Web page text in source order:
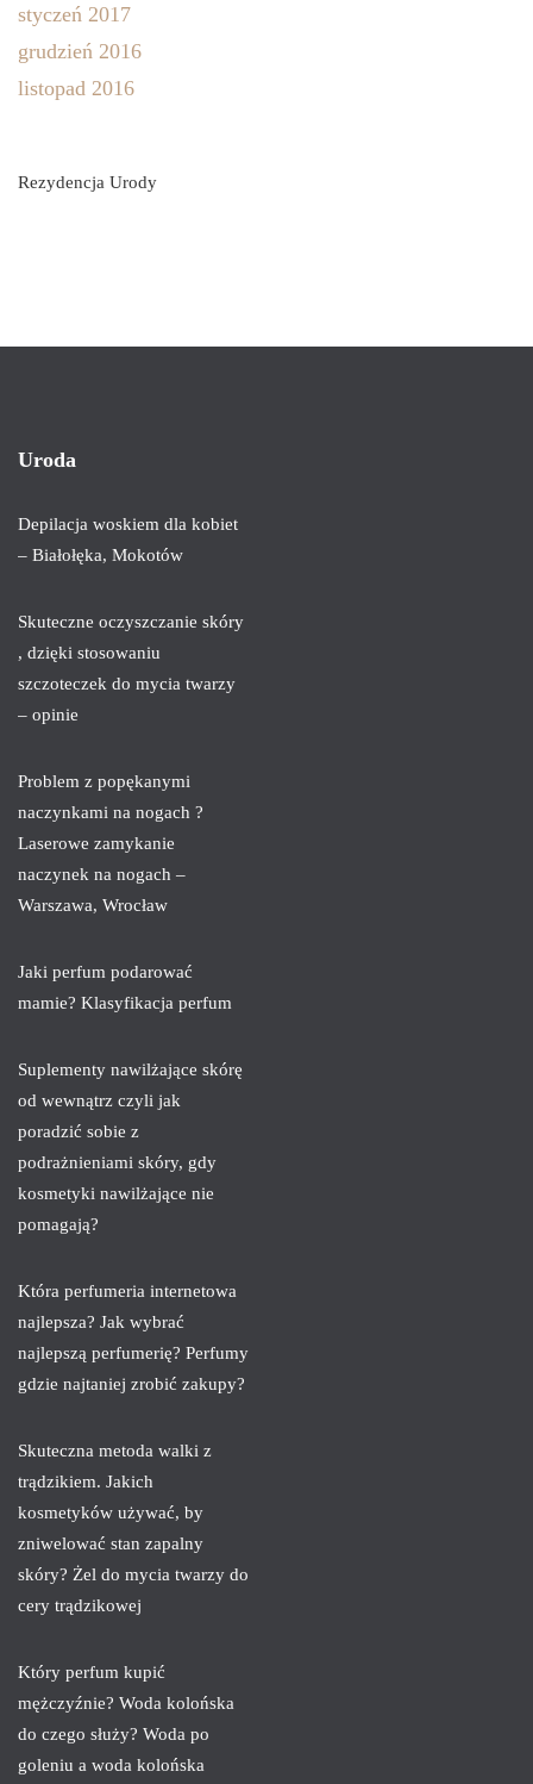
styczeń 2017
grudzień 2016
listopad 2016
Rezydencja Urody
Uroda
Depilacja woskiem dla kobiet
– Białołęka, Mokotów
Skuteczne oczyszczanie skóry
, dzięki stosowaniu
szczoteczek do mycia twarzy
– opinie
Problem z popękanymi
naczynkami na nogach ?
Laserowe zamykanie
naczynek na nogach –
Warszawa, Wrocław
Jaki perfum podarować
mamie? Klasyfikacja perfum
Suplementy nawilżające skórę
od wewnątrz czyli jak
poradzić sobie z
podrażnieniami skóry, gdy
kosmetyki nawilżające nie
pomagają?
Która perfumeria internetowa
najlepsza? Jak wybrać
najlepszą perfumerię? Perfumy
gdzie najtaniej zrobić zakupy?
Skuteczna metoda walki z
trądzikiem. Jakich
kosmetyków używać, by
zniwelować stan zapalny
skóry? Żel do mycia twarzy do
cery trądzikowej
Który perfum kupić
mężczyźnie? Woda kolońska
do czego służy? Woda po
goleniu a woda kolońska